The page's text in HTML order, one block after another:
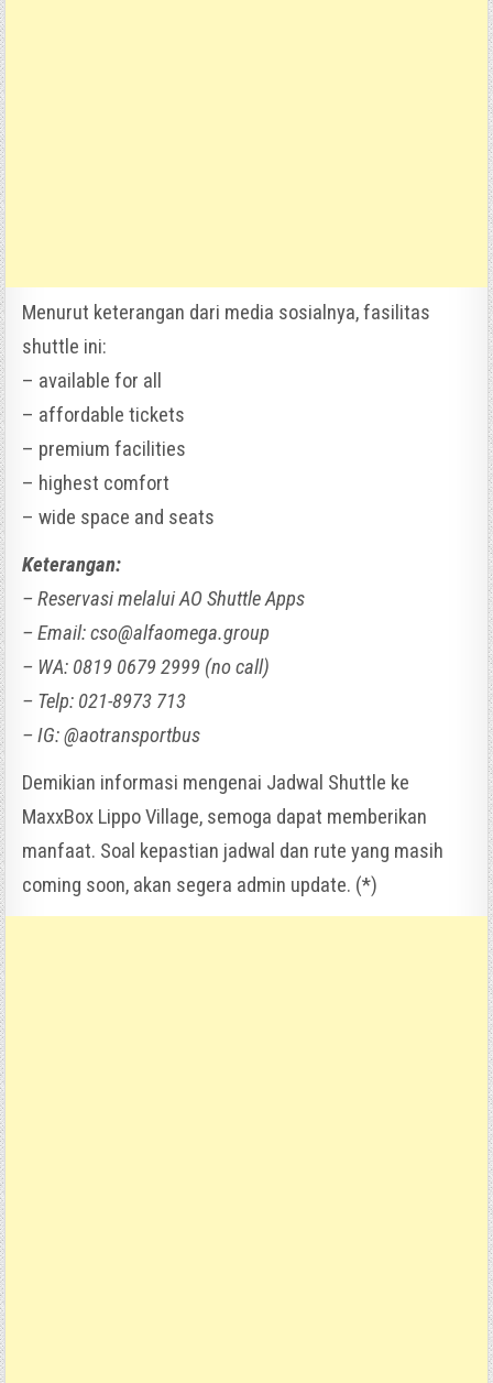
Menurut keterangan dari media sosialnya, fasilitas
shuttle ini:
– available for all
– affordable tickets
– premium facilities
– highest comfort
– wide space and seats
Keterangan:
– Reservasi melalui AO Shuttle Apps
– Email: cso@alfaomega.group
– WA: 0819 0679 2999 (no call)
– Telp: 021-8973 713
– IG: @aotransportbus
Demikian informasi mengenai Jadwal Shuttle ke
MaxxBox Lippo Village, semoga dapat memberikan
manfaat. Soal kepastian jadwal dan rute yang masih
coming soon, akan segera admin update. (*)